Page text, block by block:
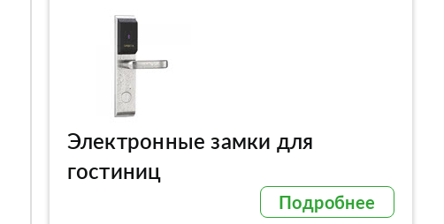
Электронные замки для
гостиниц
Подробнее